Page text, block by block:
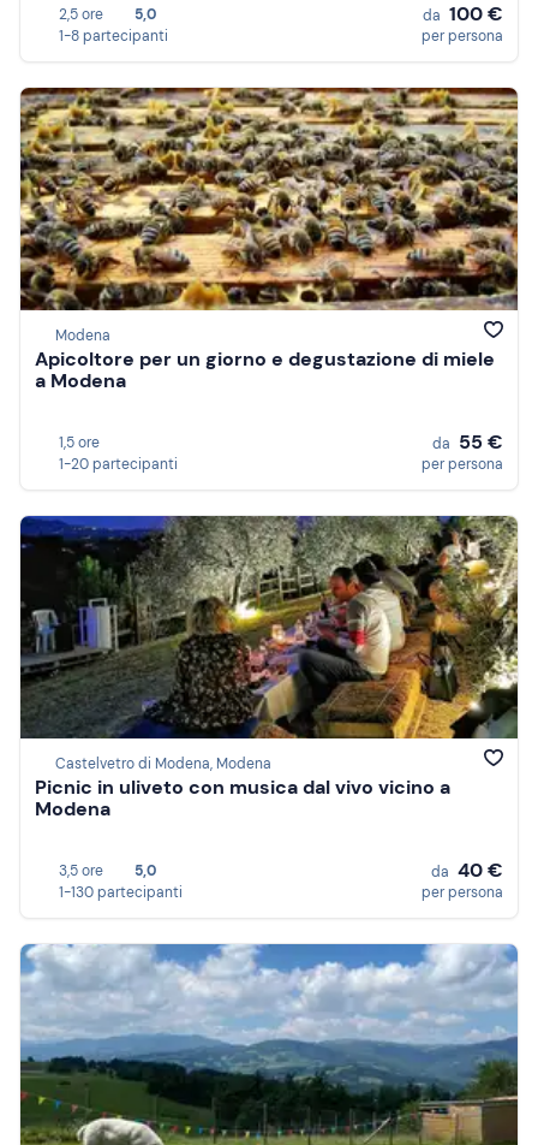
2,5 ore
5,0
1-8 partecipanti
da 100 €
per persona
Modena
Apicoltore per un giorno e degustazione di miele
a Modena
1,5 ore
1-20 partecipanti
da 55 €
per persona
Castelvetro di Modena, Modena
Picnic in uliveto con musica dal vivo vicino a
Modena
3,5 ore
5,0
1-130 partecipanti
da 40 €
per persona